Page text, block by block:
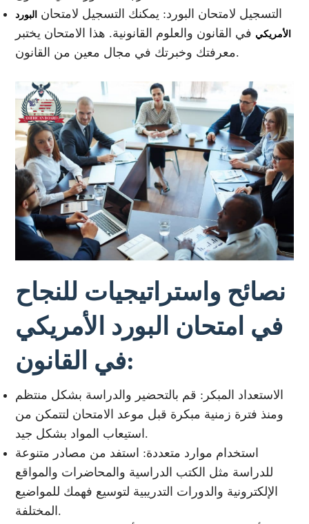
التسجيل لامتحان البورد: يمكنك التسجيل لامتحان
البورد
الأمريكي في القانون والعلوم القانونية. هذا الامتحان يختبر
معرفتك وخبرتك في مجال معين من القانون.
نصائح واستراتيجيات للنجاح
في امتحان البورد الأمريكي
في القانون:
الاستعداد المبكر: قم بالتحضير والدراسة بشكل منتظم
ومنذ فترة زمنية مبكرة قبل موعد الامتحان لتتمكن من
استيعاب المواد بشكل جيد.
استخدام موارد متعددة: استفد من مصادر متنوعة
للدراسة مثل الكتب الدراسية والمحاضرات والمواقع
الإلكترونية والدورات التدريبية لتوسيع فهمك للمواضيع
المختلفة.